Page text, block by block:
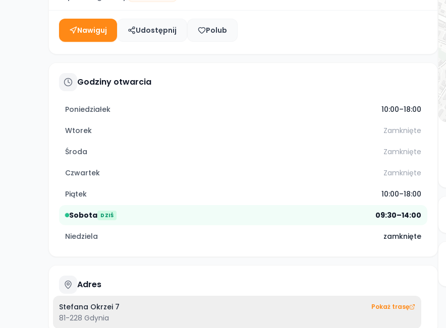
Nawiguj Udostępnij Polub
Godziny otwarcia
Poniedziałek 10:00–18:00
Wtorek Zamknięte
Środa Zamknięte
Czwartek Zamknięte
Piątek 10:00–18:00
Sobota DZIŚ 09:30–14:00
Niedziela zamknięte
Adres
Stefana Okrzei 7
81-228 Gdynia
Pokaż trasę